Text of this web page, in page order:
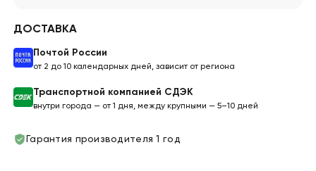
ДОСТАВКА
Почтой России
от 2 до 10 календарных дней, зависит от региона
Транспортной компанией СДЭК
внутри города — от 1 дня, между крупными — 5–10 дней
Гарантия производителя 1 год